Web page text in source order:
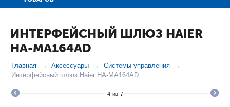
ИНТЕРФЕЙСНЫЙ ШЛЮЗ HAIER
HA-MA164AD
Главная Аксессуары
Системы управления
Интерфейсный шлюз Haier HA-MA164AD
4 из 7